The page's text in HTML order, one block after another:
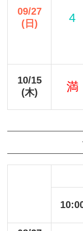
09/27
(日)
4
10/15
(木)
満